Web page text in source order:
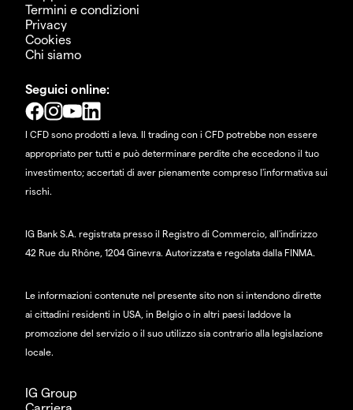
Termini e condizioni
Privacy
Cookies
Chi siamo
Seguici online:
I CFD sono prodotti a leva. Il trading con i CFD potrebbe non essere
appropriato per tutti e può determinare perdite che eccedono il tuo
investimento; accertati di aver pienamente compreso l'informativa sui
rischi.
IG Bank S.A. registrata presso il Registro di Commercio, all'indirizzo
42 Rue du Rhône, 1204 Ginevra. Autorizzata e regolata dalla FINMA.
Le informazioni contenute nel presente sito non si intendono dirette
ai cittadini residenti in USA, in Belgio o in altri paesi laddove la
promozione del servizio o il suo utilizzo sia contrario alla legislazione
locale.
IG Group